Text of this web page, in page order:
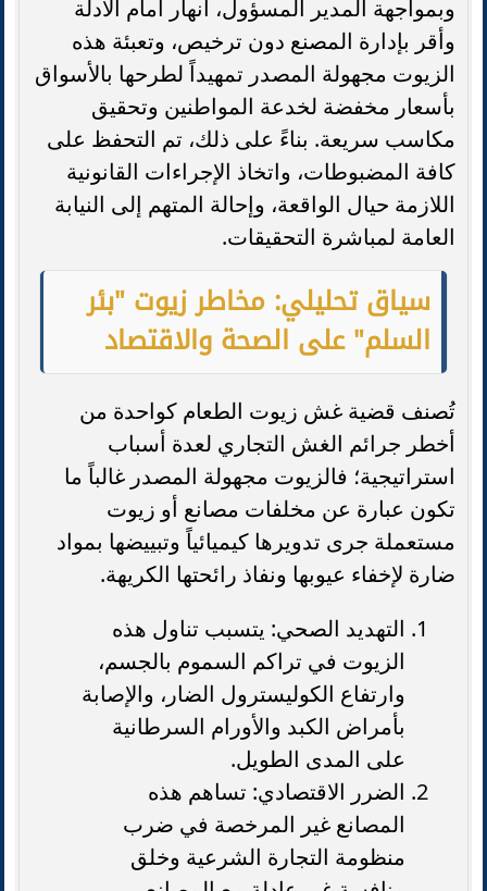
وبمواجهة المدير المسؤول، انهار أمام الأدلة
وأقر بإدارة المصنع دون ترخيص، وتعبئة هذه
الزيوت مجهولة المصدر تمهيداً لطرحها بالأسواق
بأسعار مخفضة لخدعة المواطنين وتحقيق
مكاسب سريعة. بناءً على ذلك، تم التحفظ على
كافة المضبوطات، واتخاذ الإجراءات القانونية
اللازمة حيال الواقعة، وإحالة المتهم إلى النيابة
العامة لمباشرة التحقيقات.
سياق تحليلي: مخاطر زيوت "بئر
السلم" على الصحة والاقتصاد
تُصنف قضية غش زيوت الطعام كواحدة من
أخطر جرائم الغش التجاري لعدة أسباب
استراتيجية؛ فالزيوت مجهولة المصدر غالباً ما
تكون عبارة عن مخلفات مصانع أو زيوت
مستعملة جرى تدويرها كيميائياً وتبييضها بمواد
ضارة لإخفاء عيوبها ونفاذ رائحتها الكريهة.
التهديد الصحي: يتسبب تناول هذه
الزيوت في تراكم السموم بالجسم،
وارتفاع الكوليسترول الضار، والإصابة
بأمراض الكبد والأورام السرطانية
على المدى الطويل.
الضرر الاقتصادي: تساهم هذه
المصانع غير المرخصة في ضرب
منظومة التجارة الشرعية وخلق